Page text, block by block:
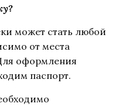
может стать любой
от места
оформления
паспорт.